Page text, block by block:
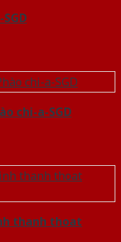
chi-a-SGD
thanh thoat